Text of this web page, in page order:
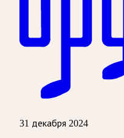
31 декабря 2024